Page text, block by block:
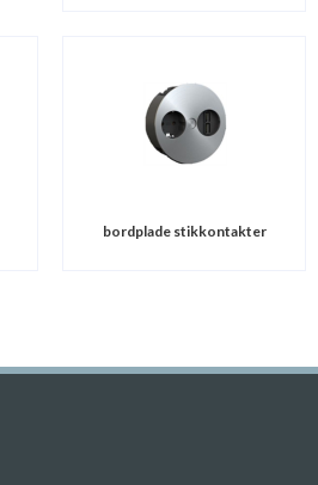
bordplade stikkontakter